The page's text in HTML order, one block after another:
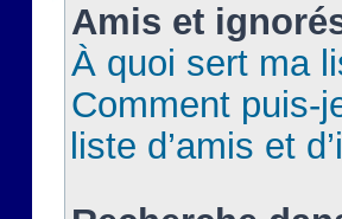
Amis et
À quoi sert ma
Comment puis-
liste d’amis et